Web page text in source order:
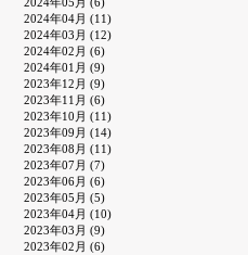
2024年04月 (11)
2024年03月 (12)
2024年02月 (6)
2024年01月 (9)
2023年12月 (9)
2023年11月 (6)
2023年10月 (11)
2023年09月 (14)
2023年08月 (11)
2023年07月 (7)
2023年06月 (6)
2023年05月 (5)
2023年04月 (10)
2023年03月 (9)
2023年02月 (6)